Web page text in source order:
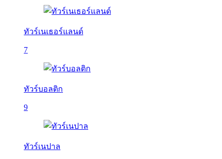
ทัวร์เนเธอร์แลนด์
7
ทัวร์บอลติก
9
ทัวร์เนปาล